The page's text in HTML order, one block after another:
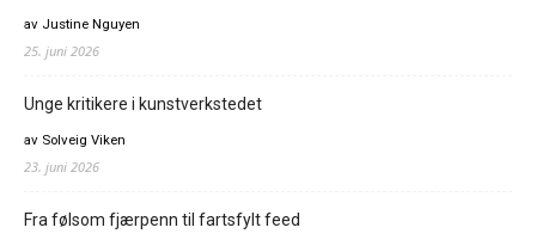
av Justine Nguyen
25. juni 2026
Unge kritikere i kunstverkstedet
av Solveig Viken
23. juni 2026
Fra følsom fjærpenn til fartsfylt feed